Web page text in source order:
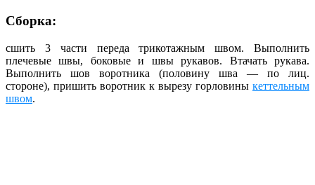
Сборка:
сшить 3 части переда трикотажным швом. Выполнить
плечевые швы, боковые и швы рукавов. Втачать рукава.
Выполнить шов воротника (половину шва — по лиц.
стороне), пришить воротник к вырезу горловины кеттельным
швом.